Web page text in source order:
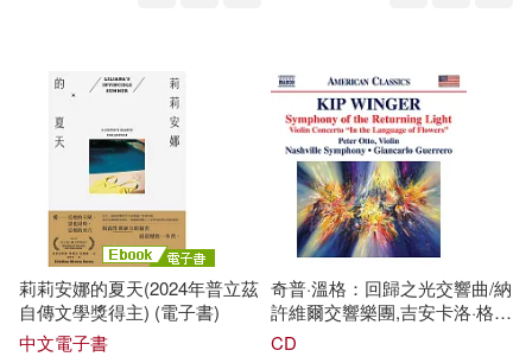
（法）巴爾扎克(26)
ももこ(25) 周國平(25)
塞萬提斯(25) 来太(25)
潘尚文(25) 美國孩之寶(25)
早安健康(152) 野人(152)
PAD(151)
長江文藝出版社(150)
MTEX(148)
莉莉安娜的夏天(2024年普立茲
自傳文學獎得主) (電子書)
中文電子書
奇普·溫格：回歸之光交響曲/納
許維爾交響樂團,吉安卡洛·格雷
羅(Kip Winger: Symphony of
CD